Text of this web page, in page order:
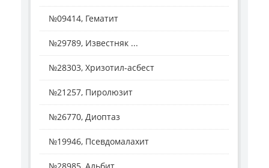
№09414, Гематит
№29789, Известняк ...
№28303, Хризотил-асбест
№21257, Пиролюзит
№26770, Диоптаз
№19946, Псевдомалахит
№28985, Альбит